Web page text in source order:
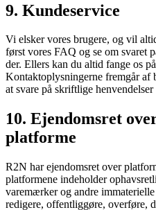
9. Kundeservice
Vi elsker vores brugere, og vil
først vores FAQ og se om svaret
der. Ellers kan du altid fange os
Kontaktoplysningerne fremgår af
at svare på skriftlige
10. Ejendomsret
platforme
R2N har ejendomsret over
platformene indeholder
varemærker og andre
redigere, offentliggøre, overføre,